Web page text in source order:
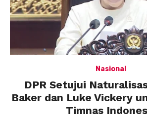
Nasional
DPR Setujui
Baker dan Luke Vickery
Timnas